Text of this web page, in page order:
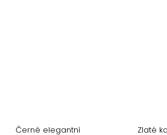
Černé elegantní
Zlaté